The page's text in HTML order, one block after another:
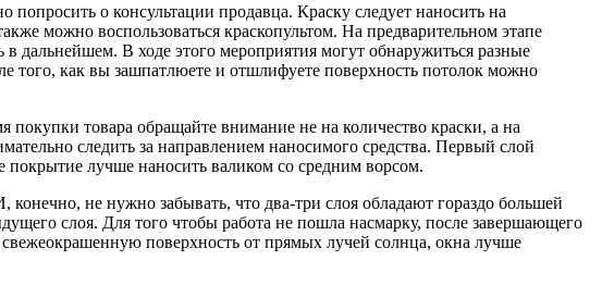
о консультации продавца. Краску следует наносить на
можно воспользоваться краскопультом. На предварительном этапе
дальнейшем. В ходе этого мероприятия могут обнаружиться разные
того, как вы зашпатлюете и отшлифуете поверхность потолок можно
покупки товара обращайте внимание не на количество краски, а на
следить за направлением наносимого средства. Первый слой
покрытие лучше наносить валиком со средним ворсом.
не нужно забывать, что два-три слоя обладают гораздо большей
слоя. Для того чтобы работа не пошла насмарку, после завершающего
свежеокрашенную поверхность от прямых лучей солнца, окна лучше